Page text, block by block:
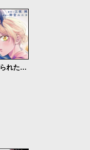
香国の下剋上〜虐げられた調香師は不遇の皇子と天下を狙う〜